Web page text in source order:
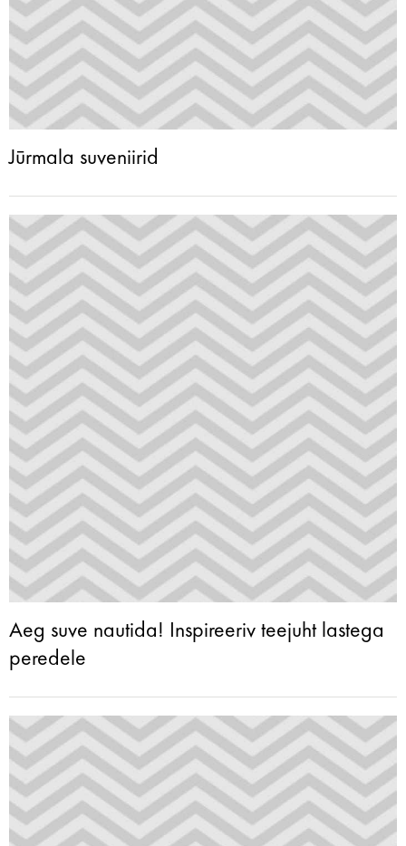
Jūrmala suveniirid
Aeg suve nautida! Inspireeriv teejuht lastega
peredele